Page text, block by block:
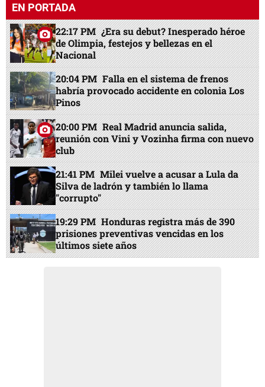
EN PORTADA
22:17 PM ¿Era su debut? Inesperado héroe
de Olimpia, festejos y bellezas en el
Nacional
20:04 PM Falla en el sistema de frenos
habría provocado accidente en colonia Los
Pinos
20:00 PM Real Madrid anuncia salida,
reunión con Vini y Vozinha firma con nuevo
club
21:41 PM Milei vuelve a acusar a Lula da
Silva de ladrón y también lo llama
"corrupto"
19:29 PM Honduras registra más de 390
prisiones preventivas vencidas en los
últimos siete años